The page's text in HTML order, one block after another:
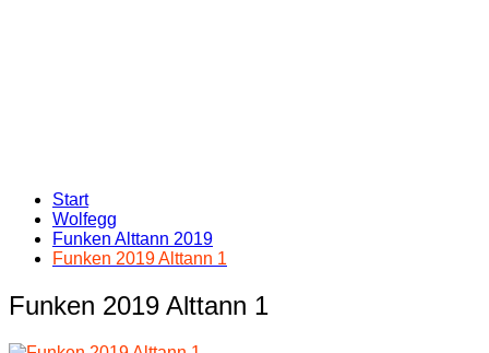
Start
Wolfegg
Funken Alttann 2019
Funken 2019 Alttann 1
Funken 2019 Alttann 1